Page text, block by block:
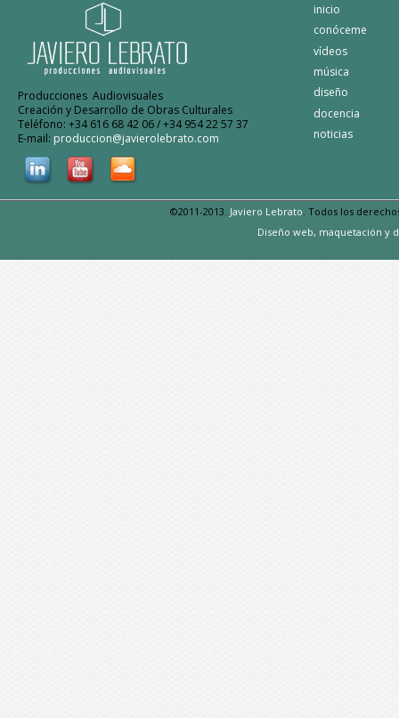
Producciones Audiovisuales
Creación y Desarrollo de Obras Culturales
Teléfono: +34 616 68 42 06 / +34 954 22 57 37
E-mail: produccion@javierolebrato.com
inicio
conóceme
vídeos
música
diseño
docencia
noticias
©2011-2013. Javiero Lebrato. Todos los
Diseño web, maquetación y